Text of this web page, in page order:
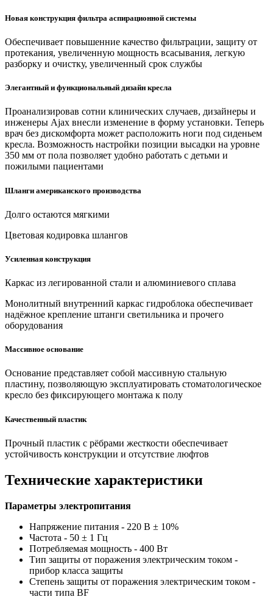
Новая конструкция фильтра аспирационной системы
Обеспечивает повышенние качество фильтрации, защиту от
протекания, увеличенную мощность всасывания, легкую
разборку и очистку, увеличенный срок службы
Элегантный и функциональный дизайн кресла
Проанализировав сотни клинических случаев, дизайнеры и
инженеры Ajax внесли изменение в форму установки. Теперь
врач без дискомфорта может расположить ноги под сиденьем
кресла. Возможность настройки позиции высадки на уровне
350 мм от пола позволяет удобно работать с детьми и
пожилыми пациентами
Шланги американского производства
Долго остаются мягкими
Цветовая кодировка шлангов
Усиленная конструкция
Каркас из легированной стали и алюминиевого сплава
Монолитный внутренний каркас гидроблока обеспечивает
надёжное крепление штанги светильника и прочего
оборудования
Массивное основание
Основание представляет собой массивную стальную
пластину, позволяющую эксплуатировать стоматологическое
кресло без фиксирующего монтажа к полу
Качественный пластик
Прочный пластик с рёбрами жесткости обеспечивает
устойчивость конструкции и отсутствие люфтов
Технические характеристики
Параметры электропитания
Напряжение питания - 220 В ± 10%
Частота - 50 ± 1 Гц
Потребляемая мощность - 400 Вт
Тип защиты от поражения электрическим током -
прибор класса защиты
Степень защиты от поражения электрическим током -
части типа BF